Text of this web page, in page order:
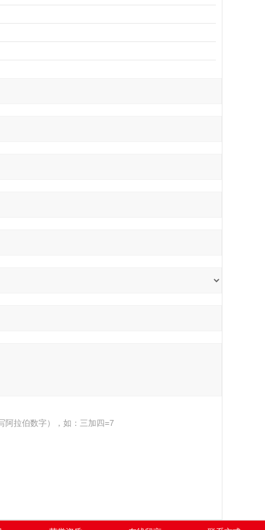
阿拉伯数字），如：三加四=7